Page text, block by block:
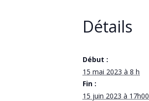
Détails
Début :
15 mai 2023 à 8 h
Fin :
15 juin 2023 à 17h00